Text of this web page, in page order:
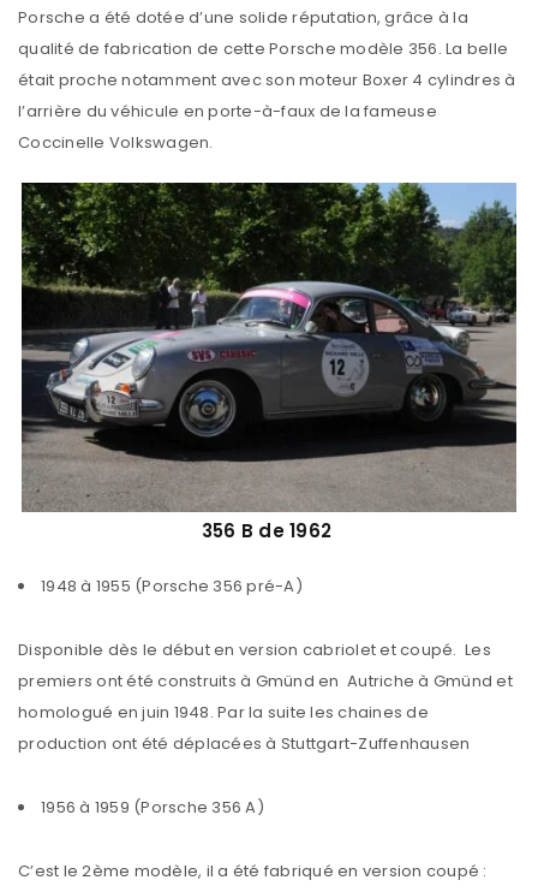
Porsche a été dotée d’une solide réputation, grâce à la
qualité de fabrication de cette Porsche modèle 356. La belle
était proche notamment avec son moteur Boxer 4 cylindres à
l’arrière du véhicule en porte-à-faux de la fameuse
Coccinelle Volkswagen.
356 B de 1962
1948 à 1955 (Porsche 356 pré-A)
Disponible dès le début en version cabriolet et coupé. Les
premiers ont été construits à Gmünd en Autriche à Gmünd et
homologué en juin 1948. Par la suite les chaines de
production ont été déplacées à Stuttgart-Zuffenhausen
1956 à 1959 (Porsche 356 A)
C’est le 2ème modèle, il a été fabriqué en version coupé :